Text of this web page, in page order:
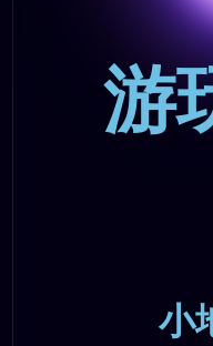
游
小